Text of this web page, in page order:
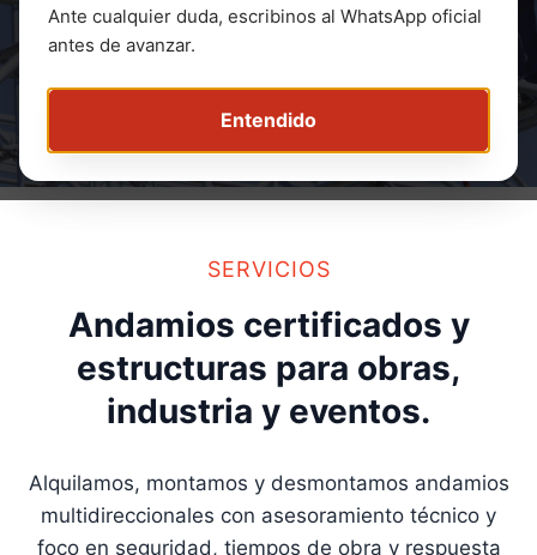
Ante cualquier duda, escribinos al WhatsApp oficial
antes de avanzar.
Entendido
SERVICIOS
Andamios certificados y
estructuras para obras,
industria y eventos.
Alquilamos, montamos y desmontamos andamios
multidireccionales con asesoramiento técnico y
foco en seguridad, tiempos de obra y respuesta